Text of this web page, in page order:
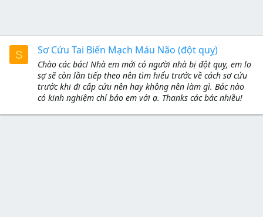
S Sơ Cứu Tai Biến Mạch Máu Não (đột quỵ)
Chào các bác! Nhà em mới có người nhà bị đột quỵ, em lo
sợ sẽ còn lần tiếp theo nên tìm hiểu trước về cách sơ cứu
trước khi đi cấp cứu nên hay không nên làm gì. Bác nào
có kinh nghiệm chỉ bảo em với ạ. Thanks các bác nhiều!